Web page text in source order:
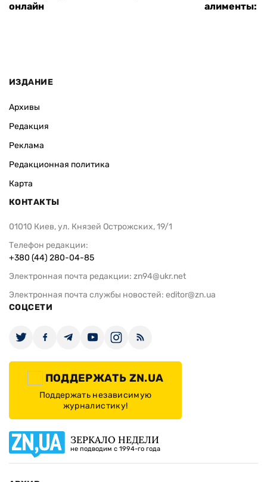
онлайн
алименты:
ИЗДАНИЕ
Архивы
Редакция
Реклама
Редакционная политика
Карта
КОНТАКТЫ
01010 Киев, ул. Князей Острожских, 19/1
Телефон редакции:
+380 (44) 280-04-85
Электронная почта редакции: zn94@ukr.net
Электронная почта службы новостей: editor@zn.ua
СОЦСЕТИ
ПОДДЕРЖАТЬ ZN.UA
Поддержать независимую
журналистику!
ЗЕРКАЛО НЕДЕЛИ
не подводим с 1994-го года